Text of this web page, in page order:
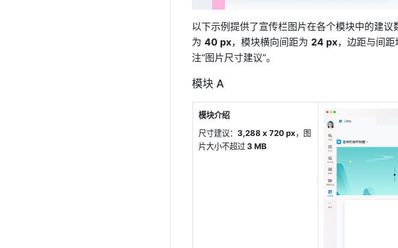
以下示例提供了宣传栏图片在各个模块中的建
为 40 px，模块横向间距为 24 px，边距与间
注“图片尺寸建议”。
模块 A
模块介绍
尺寸建议： 3,288 x 720 px，图
片大小不超过 3 MB